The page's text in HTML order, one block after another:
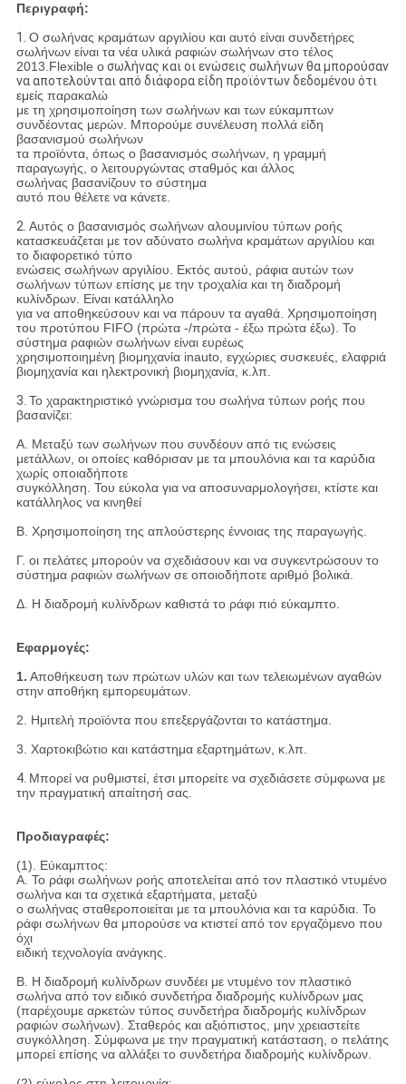
Περιγραφή:
1. Ο σωλήνας κραμάτων αργιλίου και αυτό είναι συνδετήρες
σωλήνων είναι τα νέα υλικά ραφιών σωλήνων στο τέλος
2013.Flexible οσωλήνας και οι ενώσεις σωλήνων θα μπορούσαν
να αποτελούνται από διάφορα είδη προϊόντων δεδομένου ότι
εμείς παρακαλώ
με τη χρησιμοποίηση των σωλήνων και των εύκαμπτων
συνδέοντας μερών. Μπορούμε συνέλευση πολλά είδη
βασανισμού σωλήνων
τα προϊόντα, όπως ο βασανισμός σωλήνων, η γραμμή
παραγωγής, ο λειτουργώντας σταθμός και άλλος
σωλήνας βασανίζουν το σύστημα
αυτό που θέλετε να κάνετε.
2. Αυτός ο βασανισμός σωλήνων αλουμινίου τύπων ροής
κατασκευάζεται με τον αδύνατο σωλήνα κραμάτων αργιλίου και
το διαφορετικό τύπο
ενώσεις σωλήνων αργιλίου. Εκτός αυτού, ράφια αυτών των
σωλήνων τύπων επίσης με την τροχαλία και τη διαδρομή
κυλίνδρων. Είναι κατάλληλο
για να αποθηκεύσουν και να πάρουν τα αγαθά. Χρησιμοποίηση
του προτύπου FIFO (πρώτα -/πρώτα - έξω πρώτα έξω). Το
σύστημα ραφιών σωλήνων είναι ευρέως
χρησιμοποιημένη βιομηχανία inauto, εγχώριες συσκευές, ελαφριά
βιομηχανία και ηλεκτρονική βιομηχανία, κ.λπ.
3. Το χαρακτηριστικό γνώρισμα του σωλήνα τύπων ροής που
βασανίζει:
Α. Μεταξύ των σωλήνων που συνδέουν από τις ενώσεις
μετάλλων, οι οποίες καθόρισαν με τα μπουλόνια και τα καρύδια
χωρίς οποιαδήποτε
συγκόλληση. Του εύκολα για να αποσυναρμολογήσει, κτίστε και
κατάλληλος να κινηθεί
Β. Χρησιμοποίηση της απλούστερης έννοιας της παραγωγής.
Γ. οι πελάτες μπορούν να σχεδιάσουν και να συγκεντρώσουν το
σύστημα ραφιών σωλήνων σε οποιοδήποτε αριθμό βολικά.
Δ. Η διαδρομή κυλίνδρων καθιστά το ράφι πιό εύκαμπτο.
Εφαρμογές:
1. Αποθήκευση των πρώτων υλών και των τελειωμένων αγαθών
στην αποθήκη εμπορευμάτων.
2. Ημιτελή προϊόντα που επεξεργάζονται το κατάστημα.
3. Χαρτοκιβώτιο και κατάστημα εξαρτημάτων, κ.λπ.
4. Μπορεί να ρυθμιστεί, έτσι μπορείτε να σχεδιάσετε σύμφωνα με
την πραγματική απαίτησή σας.
Προδιαγραφές:
(1). Εύκαμπτος:
Α. Το ράφι σωλήνων ροής αποτελείται από τον πλαστικό ντυμένο
σωλήνα και τα σχετικά εξαρτήματα, μεταξύ
ο σωλήνας σταθεροποιείται με τα μπουλόνια και τα καρύδια. Το
ράφι σωλήνων θα μπορούσε να κτιστεί από τον εργαζόμενο που
όχι
ειδική τεχνολογία ανάγκης.
Β. Η διαδρομή κυλίνδρων συνδέει με ντυμένο τον πλαστικό
σωλήνα από τον ειδικό συνδετήρα διαδρομής κυλίνδρων μας
(παρέχουμε αρκετών τύπος συνδετήρα διαδρομής κυλίνδρων
ραφιών σωλήνων). Σταθερός και αξιόπιστος, μην χρειαστείτε
συγκόλληση. Σύμφωνα με την πραγματική κατάσταση, ο πελάτης
μπορεί επίσης να αλλάξει το συνδετήρα διαδρομής κυλίνδρων.